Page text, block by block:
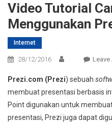
Video Tutorial
Menggunakan
Internet
28/12/2016 Leave
Prezi.com (Prezi) sebuah
membuat presentasi berbasis
Point digunakan untuk
presentasi, Prezi juga dapat